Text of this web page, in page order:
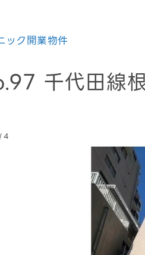
ック開業物件
千代田線
/4